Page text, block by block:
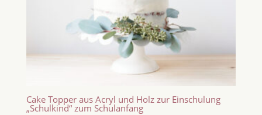
Cake Topper aus Acryl und Holz zur Einschulung
„Schulkind“ zum Schulanfang